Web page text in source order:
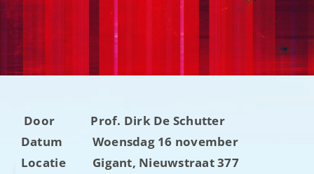
Nieuwsbrieven
Contact
Door Prof. Dirk De Schutter
Datum Woensdag 16 november
Locatie Gigant, Nieuwstraat 377